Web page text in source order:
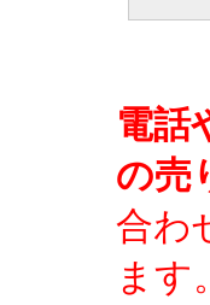
電話
の売
合わ
ます